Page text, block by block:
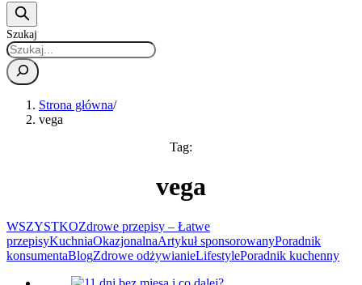
Szukaj
Strona główna/
vega
Tag:
vega
WSZYSTKOZdrowe przepisy – Łatwe
przepisyKuchniaOkazjonalnaArtykuł sponsorowanyPoradnik
konsumentaBlogZdrowe odżywianieLifestylePoradnik kuchenny